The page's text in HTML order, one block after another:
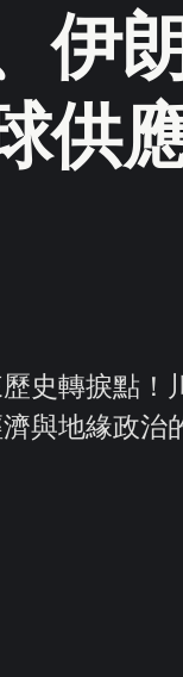
伊
供
史轉捩點！
與地緣政治